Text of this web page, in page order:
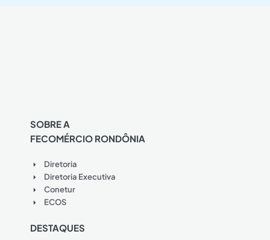
SOBRE A
FECOMÉRCIO RONDÔNIA
Diretoria
Diretoria Executiva
Conetur
ECOS
DESTAQUES